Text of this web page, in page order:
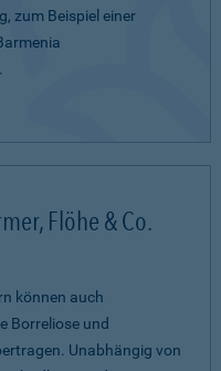
zum Beispiel einer
Flöhe & Co.
können auch
Borreliose und
Unabhängig von